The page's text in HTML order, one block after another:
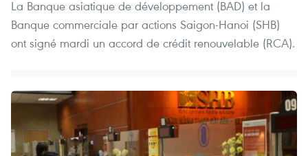
La Banque asiatique de développement (BAD) et la
Banque commerciale par actions Saigon-Hanoi (SHB)
ont signé mardi un accord de crédit renouvelable (RCA).